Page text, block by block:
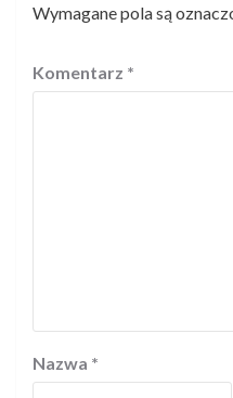
Wymagane pola są
Komentarz *
Nazwa *